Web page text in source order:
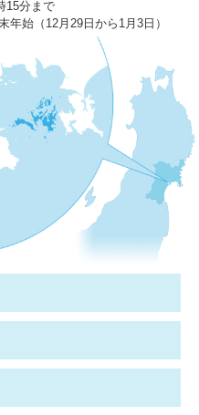
15分まで
年始（12月29日から1月3日）